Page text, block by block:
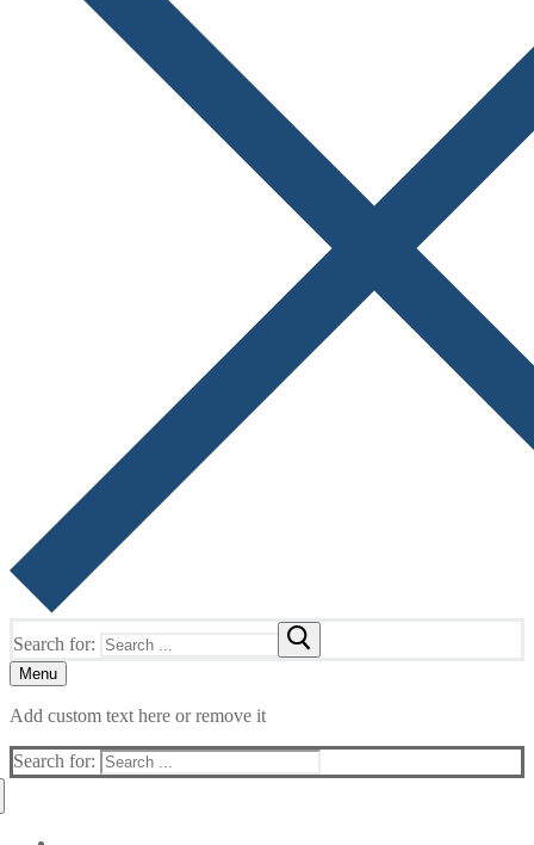
Search for:
Menu
Add custom text here or remove it
Search for: